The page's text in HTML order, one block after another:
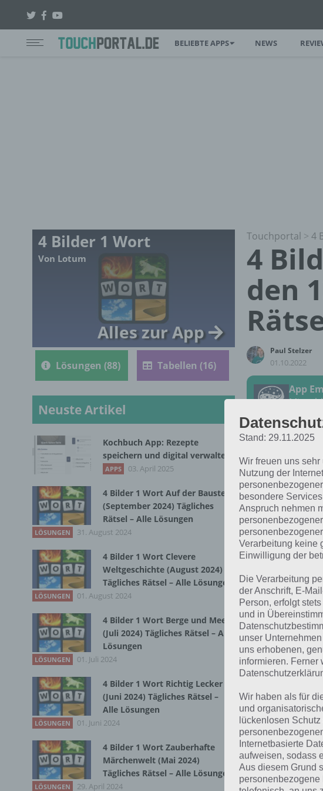
BELIEBTE APPS NEWS
Touchportal > 4
4
den
Paul Stelzer
01.10.2022
App
Mit
JETZT
Die Lösung für
2022 in 4 Bilder
WALNUSS
Du suchst eine
Rätsel aus
Lösung
Zur Übersicht
4 Bilder 1 Wort
Von Lotum
Alles zur App
Lösungen (88) Tabellen (16)
Neuste Artikel
Kochbuch App: Rezepte
speichern und digital verwalten
APPS 03. April 2025
4 Bilder 1 Wort Auf der Baustelle
(September 2024) Tägliches
Rätsel – Alle Lösungen
LÖSUNGEN 31. August 2024
4 Bilder 1 Wort Clevere
Weltgeschichte (August 2024)
Tägliches Rätsel – Alle Lösungen
LÖSUNGEN 01. August 2024
4 Bilder 1 Wort Berge und Meer
(Juli 2024) Tägliches Rätsel – Alle
Lösungen
LÖSUNGEN 01. Juli 2024
4 Bilder 1 Wort Richtig Lecker
(Juni 2024) Tägliches Rätsel –
Alle Lösungen
LÖSUNGEN 01. Juni 2024
4 Bilder 1 Wort Zauberhafte
Märchenwelt (Mai 2024)
Tägliches Rätsel – Alle Lösungen
LÖSUNGEN 29. April 2024
Stand: 29.11.2025
Wir freuen uns
Nutzung der
besondere
Anspruch nehmen
Verarbeitung keine
Einwilligung der
Die Verarbeitung
der Anschrift, E-
Person, erfolgt
und in
unser
uns erhobenen,
informieren. Ferner
Wir haben als für
und
lückenlosen
Internetbasierte
aufweisen, sodass
Aus diesem Grund